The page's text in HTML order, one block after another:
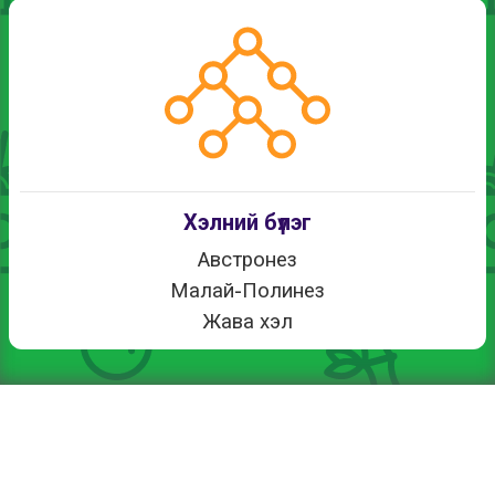
Хэлний бүлэг
Австронез
Малай-Полинез
Жава хэл